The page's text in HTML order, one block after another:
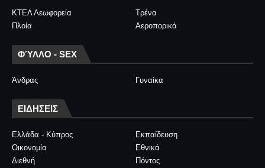
ΚΤΕΛ Λεωφορεία
Τρένα
Πλοία
Αεροπορικά
ΦΎΛΛΟ - SEX
Άνδρας Γυναίκα
ΕΙΔΗΣΕΙΣ
Ελλάδα - Κύπρος
Εκπαίδευση
Οικονομία
Εθνικά
Διεθνή
Πόντος